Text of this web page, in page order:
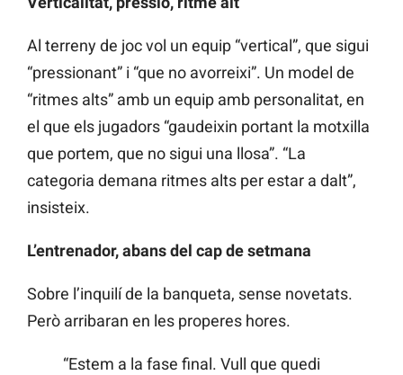
Al terreny de joc vol un equip “vertical”, que sigui
“pressionant” i “que no avorreixi”. Un model de
“ritmes alts” amb un equip amb personalitat, en
el que els jugadors “gaudeixin portant la motxilla
que portem, que no sigui una llosa”. “La
categoria demana ritmes alts per estar a dalt”,
insisteix.
L’entrenador, abans del cap de setmana
Sobre l’inquilí de la banqueta, sense novetats.
Però arribaran en les properes hores.
“Estem a la fase final. Vull que quedi